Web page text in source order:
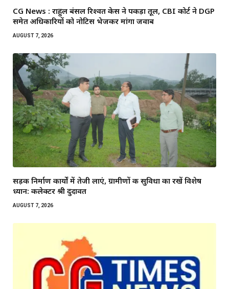
CG News : राहुल बंसल रिश्वत केस ने पकड़ा तूल, CBI कोर्ट ने DGP
समेत अधिकारियों को नोटिस भेजकर मांगा जवाब
AUGUST 7, 2026
सड़क निर्माण कार्यों में तेजी लाएं, ग्रामीणों की सुविधा का रखें विशेष
ध्यान: कलेक्टर श्री दुदावत
AUGUST 7, 2026